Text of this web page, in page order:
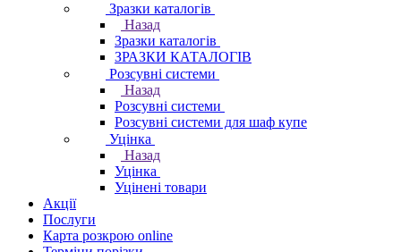
Зразки каталогів
Назад
Зразки каталогів
ЗРАЗКИ КАТАЛОГІВ
Розсувні системи
Назад
Розсувні системи
Розсувні системи для шаф купе
Уцінка
Назад
Уцінка
Уцінені товари
Акції
Послуги
Карта розкрою online